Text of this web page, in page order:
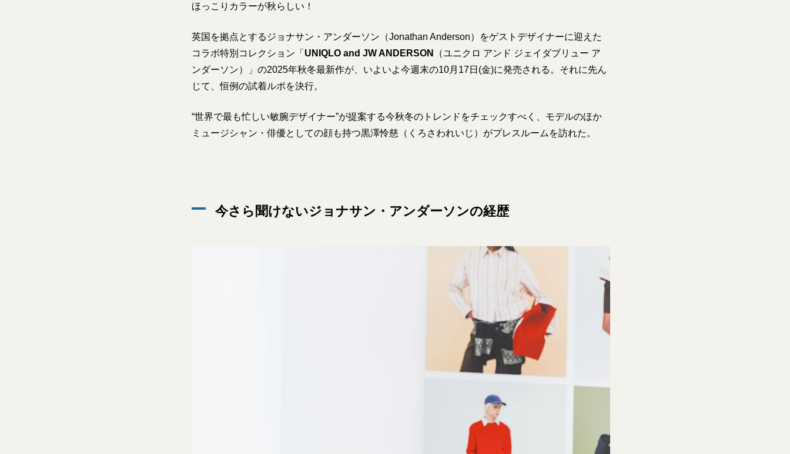
ほっこりカラーが秋らしい！
英国を拠点とするジョナサン・アンダーソン（Jonathan Anderson）をゲストデザイナーに迎えた
コラボ特別コレクション「 UNIQLO and JW ANDERSON
（ユニクロ アンド ジェイダブリュー ア
ンダーソン）」の2025年秋冬最新作が、いよいよ今週末の10月17日(金)に発売される。それに先ん
じて、恒例の試着ルポを決行。
“世界で最も忙しい敏腕デザイナー”が提案する今秋冬のトレンドをチェックすべく、モデルのほか
ミュージシャン・俳優としての顔も持つ黒澤怜慈（くろさわれいじ）がプレスルームを訪れた。
今さら聞けないジョナサン・アンダーソンの経歴